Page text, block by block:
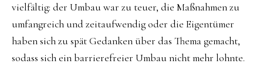
vielfältig: der Umbau war zu teuer, die Maßnahmen zu
umfangreich und zeitaufwendig oder die Eigentümer
haben sich zu spät Gedanken über das Thema gemacht,
sodass sich ein barrierefreier Umbau nicht mehr lohnte.